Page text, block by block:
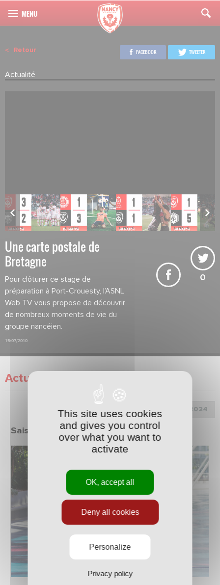
Retour
Actualité
FACEBOOK TWEETER
Une carte postale de
Bretagne
Pour clôturer ce stage de
préparation à Port-Crouesty, l’ASNL
Web TV vous propose de découvrir
de nombreux moments de vie du
groupe nancéien.
15/07/2010
0
Actualité
Choix de la saison :
Saison 2023/2024
This site uses cookies
and gives you control
over what you want to
activate
OK, accept all
Deny all cookies
Personalize
Privacy policy